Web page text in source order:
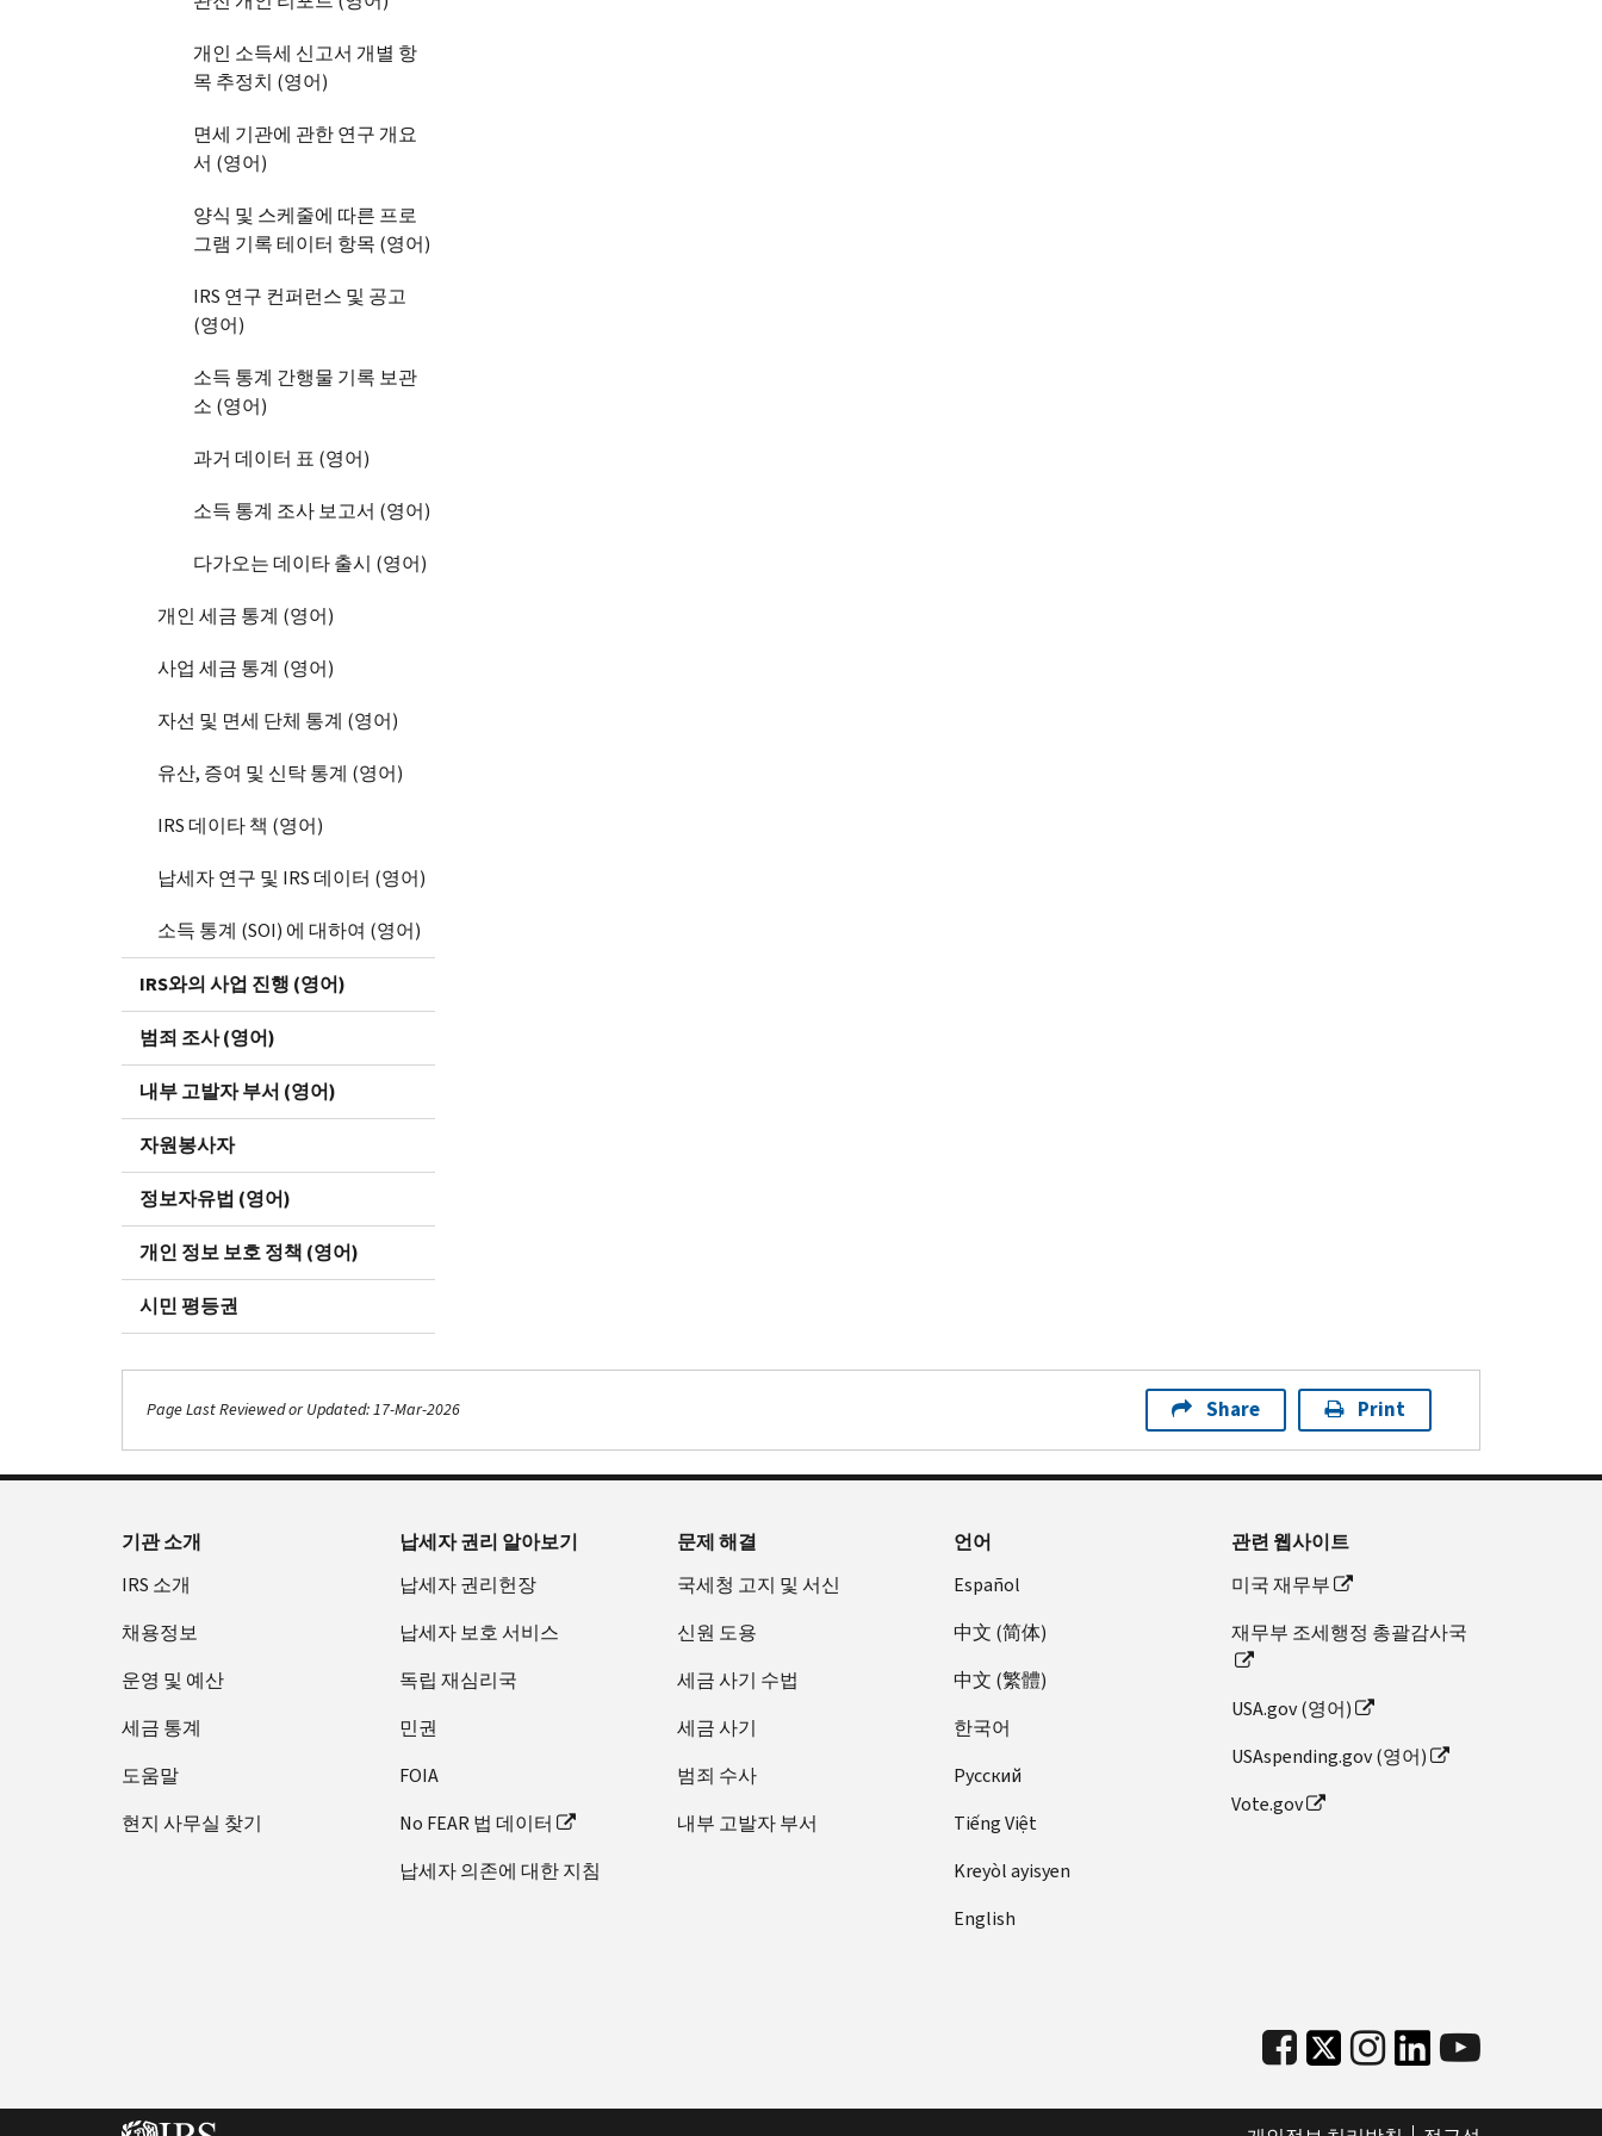
개인 소득세 신고서 개별 항
목 추정치 (영어)
면세 기관에 관한 연구 개요
서 (영어)
양식 및 스케줄에 따른 프로
그램 기록 테이터 항목 (영어)
IRS 연구 컨퍼런스 및 공고
(영어)
소득 통계 간행물 기록 보관
소 (영어)
과거 데이터 표 (영어)
소득 통계 조사 보고서 (영어)
다가오는 데이타 출시 (영어)
개인 세금 통계 (영어)
사업 세금 통계 (영어)
자선 및 면세 단체 통계 (영어)
유산, 증여 및 신탁 통계 (영어)
IRS 데이타 책 (영어)
납세자 연구 및 IRS 데이터 (영어)
소득 통계 (SOI) 에 대하여 (영어)
IRS와의 사업 진행 (영어)
범죄 조사 (영어)
내부 고발자 부서 (영어)
자원봉사자
정보자유법 (영어)
개인 정보 보호 정책 (영어)
시민 평등권
Page Last Reviewed or Updated: 17-Mar-2026 Share Print
기관 소개
IRS 소개
채용정보
운영 및 예산
세금 통계
도움말
현지 사무실 찾기
납세자 권리 알아보기
납세자 권리헌장
납세자 보호 서비스
독립 재심리국
민권
FOIA
No FEAR 법 데이터
납세자 의존에 대한 지침
문제 해결
국세청 고지 및 서신
신원 도용
세금 사기 수법
세금 사기
범죄 수사
내부 고발자 부서
언어
Español
中文 (简体)
中文 (繁體)
한국어
Pусский
Tiếng Việt
Kreyòl ayisyen
English
관련 웹사이트
미국 재무부
재무부 조세행정 총괄감사국
USA.gov (영어)
USAspending.gov (영어)
Vote.gov